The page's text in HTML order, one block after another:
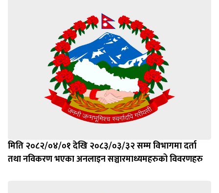
मिति २०८२/०४/०१ देखि २०८३/०३/३२ सम्म विभागमा दर्ता
तथा नविकरण भएका अनलाइन सञ्चारमाध्यमहरुको विवरणहरु